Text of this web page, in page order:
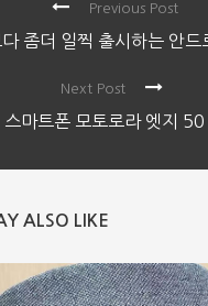
Previous Post
다 좀더 일찍 출시하는 안
Next Post
스마트폰 모토로라 엣지 50
ALSO LIKE